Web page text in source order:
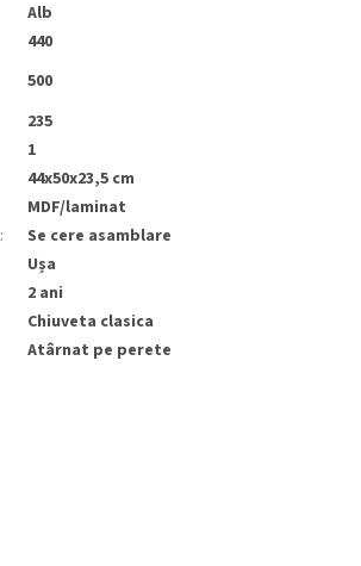
Alb
440
500
235
1
44x50x23,5 cm
MDF/laminat
:
Se cere asamblare
Ușa
2 ani
Chiuveta clasica
Atârnat pe perete